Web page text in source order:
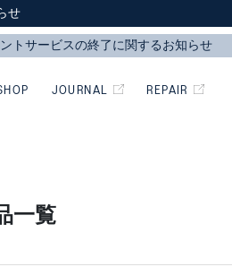
せ
せ
JOURNAL REPAIR
一覧